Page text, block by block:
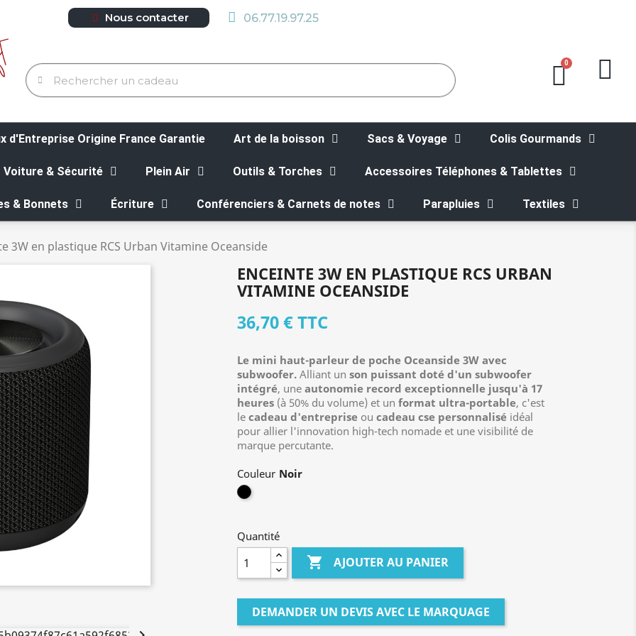
Nous contacter 06.77.19.97.25
d'Entreprise Origine France Garantie Art de la boisson Sacs & Voyage Colis Gourmands
Voiture & Sécurité Plein Air Outils & Torches Accessoires Téléphones & Tablettes
& Bonnets Écriture Conférenciers & Carnets de notes Parapluies Textiles
3W en plastique RCS Urban Vitamine Oceanside
ENCEINTE 3W EN PLASTIQUE RCS URBAN
VITAMINE OCEANSIDE
36,70 €TTC
Le mini haut-parleur de poche Oceanside 3W avec
subwoofer.Alliant un son puissant doté d'un subwoofer
intégré, une autonomie record exceptionnelle jusqu'à 17
heures(à 50% du volume) et un format ultra-portable, c'est
le cadeau d'entrepriseou cadeau cse personnaliséidéal
pour allier l'innovation high-tech nomade et une visibilité de
marque percutante.
Couleur
Noir
Quantité
 AJOUTER AU PANIER
DEMANDER UN DEVIS AVEC LE MARQUAGE